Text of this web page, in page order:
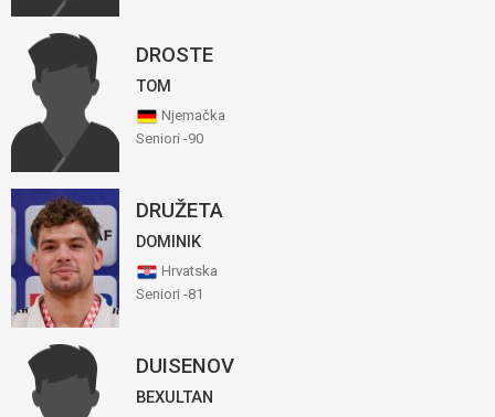
DROSTE
TOM
Njemačka
Seniori -90
DRUŽETA
DOMINIK
Hrvatska
Seniori -81
DUISENOV
BEXULTAN